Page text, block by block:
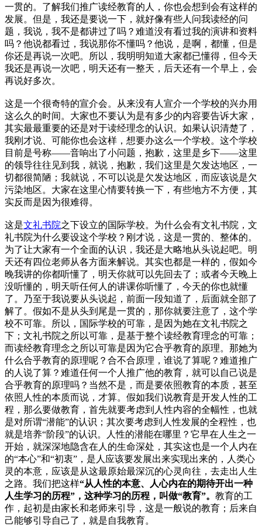
一贯的。了解我们推广读经教育的人，你也会想到会有这样的
发展。但是，我还是要说一下，就好像有些人问我读经的问
题，我说，我不是都讲过了吗？难道没有看过我的演讲和资料
吗？他说都看过，我说那你不懂吗？他说，是啊，都懂，但是
你还是再说一次吧。所以，我明明知道大家都已懂得，但今天
我还是再说一次吧，明天还有一整天，后天还有一个早上，会
再说好多次。
这是一个很奇特的宣介会。从来没有人宣介一个学校的兴办用
这么久的时间。大家也不要认为是有多少的内容要告诉大家，
其实最最重要的还是对于读经理念的认识。如果认识清楚了，
我刚才说、可能你也会这样，想要办这么一个学校。这个学校
目前是号称——音响出了小问题，抱歉，这里是乡下——这里
的领导往往见到我，就说，抱歉，我们这里是欠发达地区，一
切都很简陋；我就说，不可以说是欠发达地区，而应该说是欠
污染地区。大家在这里心情要转换一下，有些地方不方便，其
实反而是因为很难得。
这是文礼书院之下设立的国际学校。为什么会有文礼书院，文
礼书院为什么要设这个学校？刚才说，这是一贯的、整体的。
为了让大家有一个全面的认识，我还是大略地从头说起吧。明
天还有四位老师从各方面来解说。其实也都是一样的，假如今
晚我讲的你都听懂了，明天你就可以先回去了；或者今天晚上
没听懂的，明天听任何人的讲课你听懂了，今天的你也就懂
了。乃至于我说要从头说起，前面一段知道了，后面就全部了
解了。假如不是从头到尾是一贯的，那你就要注意了，这个学
校不可靠。所以，国际学校的可靠，是因为她在文礼书院之
下；文礼书院之所以可靠，是基于整个读经教育理念的可靠；
而读经教育理念之所以可靠是因为它合乎教育的原理。那她为
什么合乎教育的原理呢？合不合原理，谁说了算呢？难道推广
的人说了算？难道任何一个人推广他的教育，就可以自己说是
合乎教育的原理吗？当然不是，而是要依照教育的本质，甚至
依照人性的本质而说，才算。假如我们说教育是开发人性的工
程，那么要做教育，首先就要考虑到人性内容的全幅性，也就
是对所谓“潜能”的认识；其次要考虑到人性发展的全程性，也
就是培养“阶段”的认识。人性的潜能在哪里？它早在人生之一
开始，就深深地隐含在人的生命深处，其实这也是一个人内在
的“本心”和“初衷”，是人应该要发展出来实现出来的，人类心
灵的本意，应该是从这最原始最深沉的心灵向往，去走出人生
之路。我们把这样“从人性的本意、人心内在的期待开出一种
人生学习的历程”，这种学习的历程，叫做“教育”。 教育的工
作，起初是由家长和老师来引导，这是一般说的教育；后来自
己能够引导自己了，就是自我教育。